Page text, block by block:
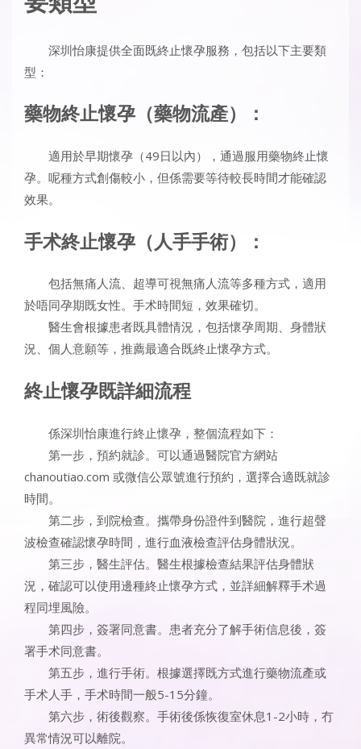
深圳怡康提供全面既終止懷孕服務，包括以下主要類
型：
藥物終止懷孕（藥物流產）：
適用於早期懷孕（49日以內），通過服用藥物終止懷
孕。呢種方式創傷較小，但係需要等待較長時間才能確認
效果。
手术終止懷孕（人手手術）：
包括無痛人流、超導可視無痛人流等多種方式，適用
於唔同孕期既女性。手术時間短，效果確切。
醫生會根據患者既具體情況，包括懷孕周期、身體狀
況、個人意願等，推薦最適合既終止懷孕方式。
終止懷孕既詳細流程
係深圳怡康進行終止懷孕，整個流程如下：
第一步，預約就診。可以通過醫院官方網站
chanoutiao.com 或微信公眾號進行預約，選擇合適既就診
時間。
第二步，到院檢查。攜帶身份證件到醫院，進行超聲
波檢查確認懷孕時間，進行血液檢查評估身體狀況。
第三步，醫生評估。醫生根據檢查結果評估身體狀
況，確認可以使用邊種終止懷孕方式，並詳細解釋手术過
程同埋風險。
第四步，簽署同意書。患者充分了解手術信息後，簽
署手术同意書。
第五步，進行手術。根據選擇既方式進行藥物流產或
手术人手，手术時間一般5-15分鐘。
第六步，術後觀察。手術後係恢復室休息1-2小時，冇
異常情況可以離院。